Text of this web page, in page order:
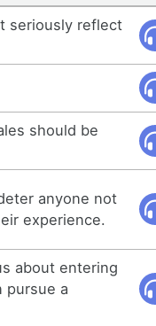
seriously reflect
should be
anyone not
experience.
about entering
pursue a